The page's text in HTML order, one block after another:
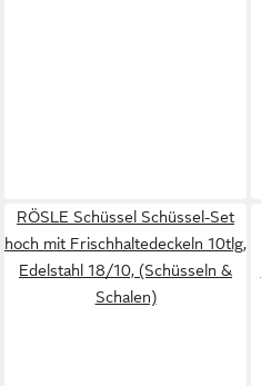
RÖSLE Schüssel Schüssel-Set
hoch mit Frischhaltedeckeln 10tlg,
Edelstahl 18/10, (Schüsseln &
Schalen)